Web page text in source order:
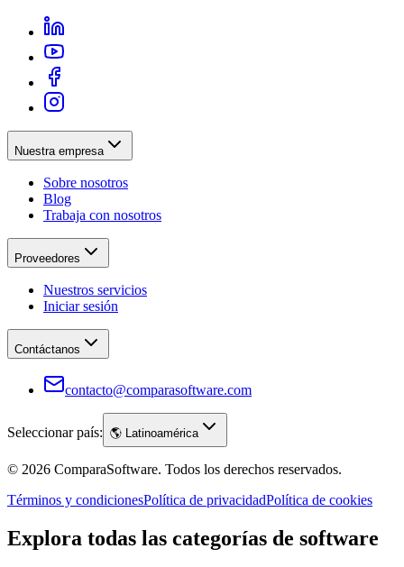
Nuestra empresa
Sobre nosotros
Blog
Trabaja con nosotros
Proveedores
Nuestros servicios
Iniciar sesión
Contáctanos
contacto@comparasoftware.com
Seleccionar país: 🌎 Latinoamérica
© 2026 ComparaSoftware. Todos los derechos reservados.
Términos y condicionesPolítica de privacidadPolítica de cookies
Explora todas las categorías de software